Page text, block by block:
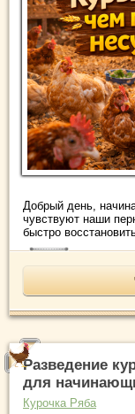
Добрый день,
чувствуют наши
быстро
Разведение
для
Курочка Ряба